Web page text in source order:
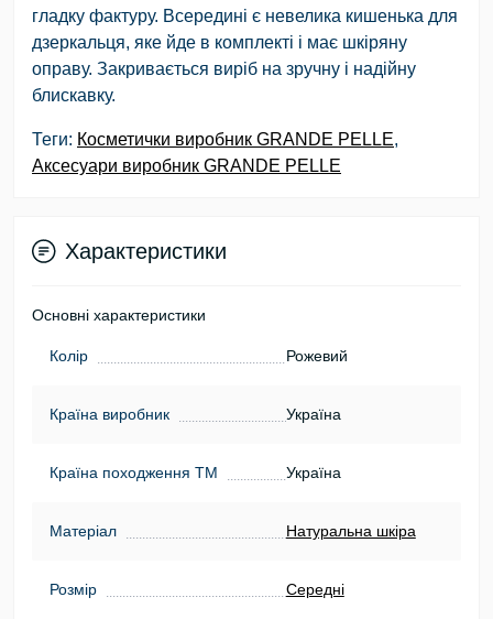
гладку фактуру. Всередині є невелика кишенька для
дзеркальця, яке йде в комплекті і має шкіряну
оправу. Закривається виріб на зручну і надійну
блискавку.
Теги: Косметички виробник GRANDE PELLE,
Аксесуари виробник GRANDE PELLE
Характеристики
Основні характеристики
Колір Рожевий
Країна виробник Україна
Країна походження ТМ Україна
Матеріал Натуральна шкіра
Розмір Середні